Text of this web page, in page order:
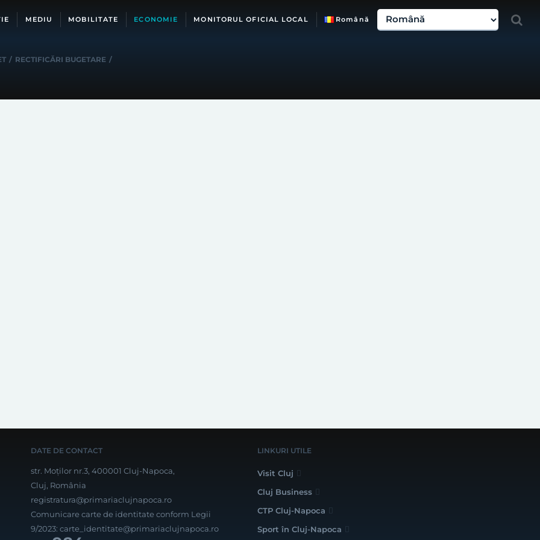
MEDIU MOBILITATE ECONOMIE MONITORUL OFICIAL LOCAL Română
/ RECTIFICĂRI BUGETARE /
DATE DE CONTACT
str. Moților nr.3, 400001 Cluj-Napoca,
Cluj, România
registratura@primariaclujnapoca.ro
Comunicare carte de identitate conform Legii
9/2023: carte_identitate@primariaclujnapoca.ro
LINKURI UTILE
Visit Cluj
Cluj Business
CTP Cluj-Napoca
Sport în Cluj-Napoca